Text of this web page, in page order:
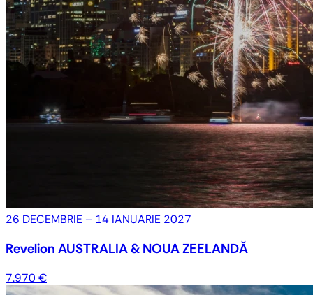
26 DECEMBRIE – 14 IANUARIE 2027
Revelion AUSTRALIA & NOUA ZEELANDĂ
7.970 €